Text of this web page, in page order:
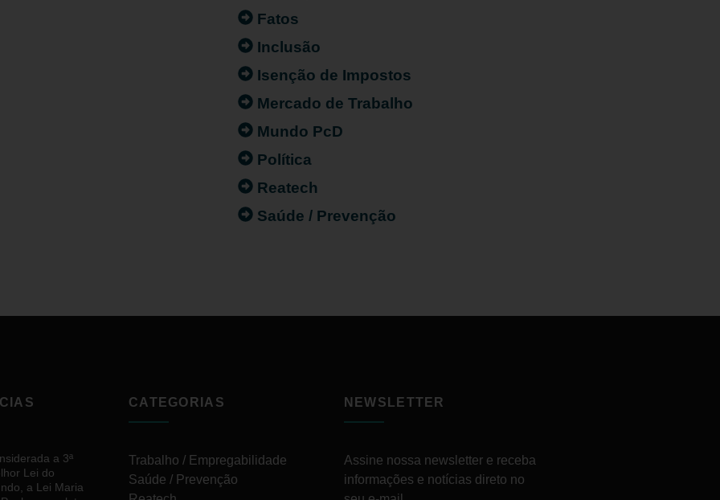
Fatos
Inclusão
Isenção de Impostos
Mercado de Trabalho
Mundo PcD
Política
Reatech
Saúde / Prevenção
a 3ª
Lei do
a Lei Maria
CATEGORIAS
Trabalho / Empregabilidade
Saúde / Prevenção
NEWSLETTER
Assine nossa newsletter e receba
informações e notícias direto no